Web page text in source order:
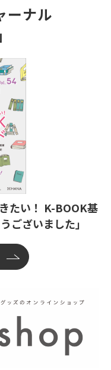
ーナル
たい！ K-BOOK基
ございました」